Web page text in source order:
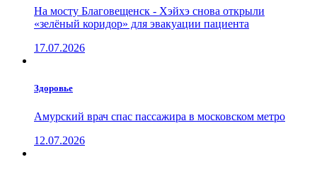
На мосту Благовещенск - Хэйхэ снова открыли
«зелёный коридор» для эвакуации пациента
17.07.2026
Здоровье
Амурский врач спас пассажира в московском метро
12.07.2026